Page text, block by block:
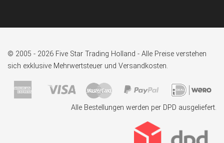
© 2005 - 2026 Five Star Trading Holland - Alle Preise verstehen
sich exklusive Mehrwertsteuer und Versandkosten.
Alle Bestellungen werden per DPD ausgeliefert.